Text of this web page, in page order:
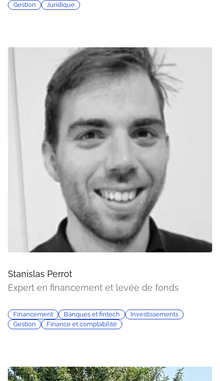
Gestion Juridique
Stanislas Perrot
Expert en financement et levée de fonds
Financement Banques et fintech
Investissements
Gestion
Finance et comptabilité